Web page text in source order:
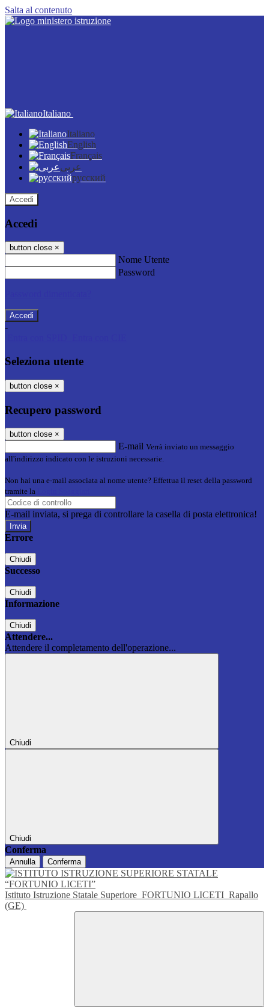
Salta al contenuto
Italiano
Italiano
English
Français
عربى
русский
Accedi
Accedi
button close ×
Nome Utente
Password
-
Seleziona utente
button close ×
Recupero password
button close ×
E-mail Verrà inviato un messaggio
all'indirizzo indicato con le istruzioni necessarie.
Non hai una e-mail associata al nome utente? Effettua il reset della password
tramite la
E-mail inviata, si prega di controllare la casella di posta elettronica!
Errore
Chiudi
Successo
Chiudi
Informazione
Chiudi
Attendere...
Attendere il completamento dell'operazione...
Chiudi
Chiudi
Conferma
Annulla Conferma
Istituto Istruzione Statale Superiore FORTUNIO LICETI Rapallo
(GE)